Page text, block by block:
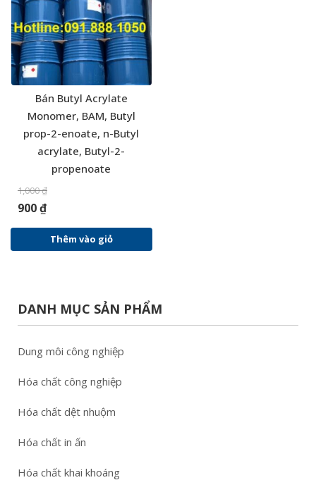
Bán Butyl Acrylate
Monomer, BAM, Butyl
prop-2-enoate, n-Butyl
acrylate, Butyl-2-
propenoate
1,000₫
900₫
Thêm vào giỏ
DANH MỤC SẢN PHẨM
Dung môi công nghiệp
Hóa chất công nghiệp
Hóa chất dệt nhuộm
Hóa chất in ấn
Hóa chất khai khoáng